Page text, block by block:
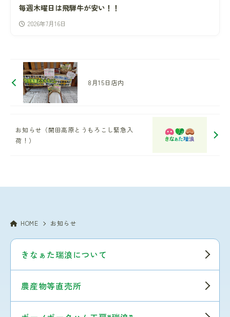
毎週木曜日は飛騨牛が安い！！
2026年7月16日
8月15日店内
お知らせ（開田高原とうもろこし緊急入
荷！）
HOME お知らせ
きなぁた瑞浪について
農産物等直売所